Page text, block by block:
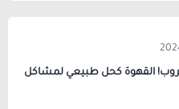
القهوة كحل طبيعي لمشاكل